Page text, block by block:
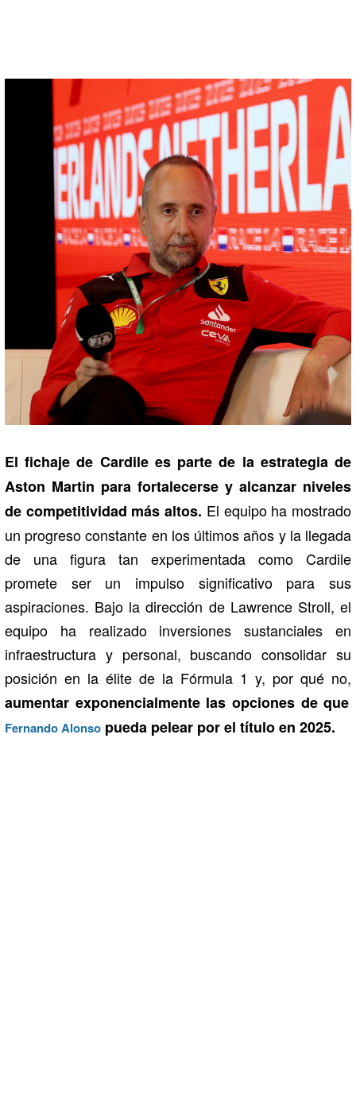
El fichaje de Cardile es parte de la estrategia de
Aston Martin para fortalecerse y alcanzar niveles
de competitividad más altos. El equipo ha mostrado
un progreso constante en los últimos años y la llegada
de una figura tan experimentada como Cardile
promete ser un impulso significativo para sus
aspiraciones. Bajo la dirección de Lawrence Stroll, el
equipo ha realizado inversiones sustanciales en
infraestructura y personal, buscando consolidar su
posición en la élite de la Fórmula 1 y, por qué no,
aumentar exponencialmente las opciones de que
Fernando Alonso pueda pelear por el título en 2025.